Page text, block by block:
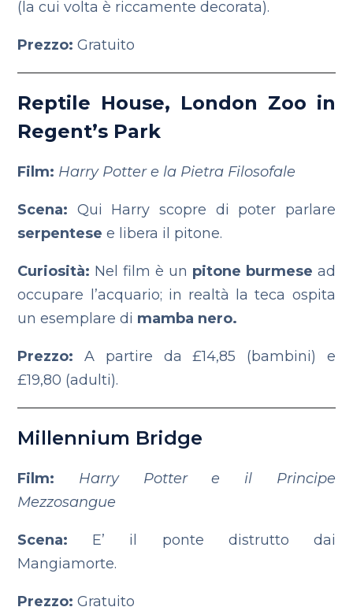
(la cui volta è riccamente decorata).
Prezzo: Gratuito
Reptile House, London Zoo in
Regent’s Park
Film: Harry Potter e la Pietra Filosofale
Scena: Qui Harry scopre di poter parlare
serpentese e libera il pitone.
Curiosità: Nel film è un pitone burmese ad
occupare l’acquario; in realtà la teca ospita
un esemplare di mamba nero.
Prezzo:A partire da £14,85 (bambini) e
£19,80 (adulti).
Millennium Bridge
Film:
Harry Potter e il Principe
Mezzosangue
Scena: E’ il ponte distrutto dai
Mangiamorte.
Prezzo: Gratuito